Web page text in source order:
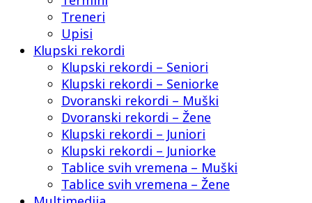
Treneri
Upisi
Klupski rekordi
Klupski rekordi – Seniori
Klupski rekordi – Seniorke
Dvoranski rekordi – Muški
Dvoranski rekordi – Žene
Klupski rekordi – Juniori
Klupski rekordi – Juniorke
Tablice svih vremena – Muški
Tablice svih vremena – Žene